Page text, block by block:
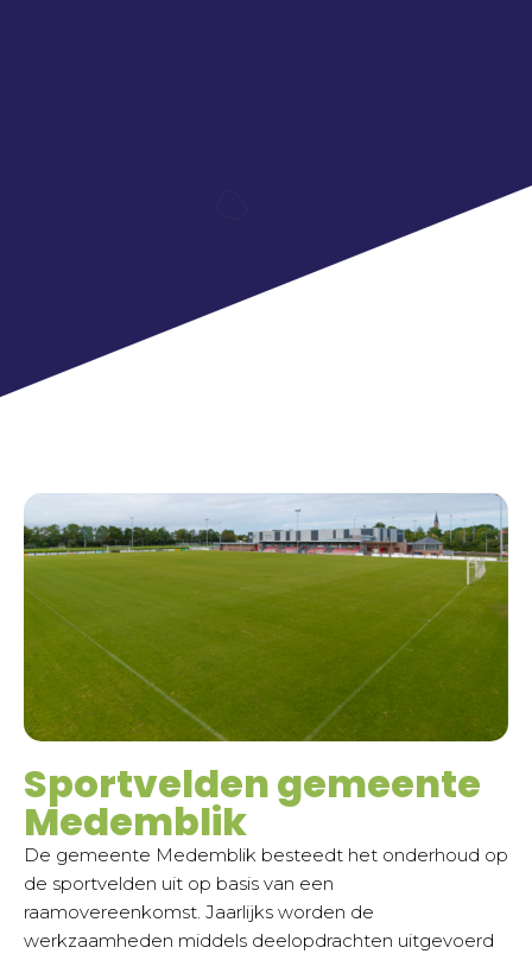
Sportvelden gemeente
Medemblik
De gemeente Medemblik besteedt het onderhoud op
de sportvelden uit op basis van een
raamovereenkomst. Jaarlijks worden de
werkzaamheden middels deelopdrachten uitgevoerd